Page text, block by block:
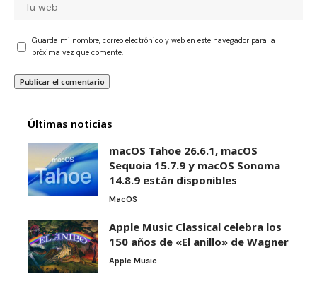
Guarda mi nombre, correo electrónico y web en este navegador para la
próxima vez que comente.
Últimas noticias
macOS Tahoe 26.6.1, macOS
Sequoia 15.7.9 y macOS Sonoma
14.8.9 están disponibles
MacOS
Apple Music Classical celebra los
150 años de «El anillo» de Wagner
Apple Music